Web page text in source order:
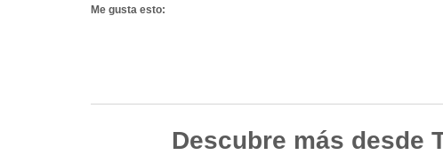
Me gusta esto:
Descubre más desde